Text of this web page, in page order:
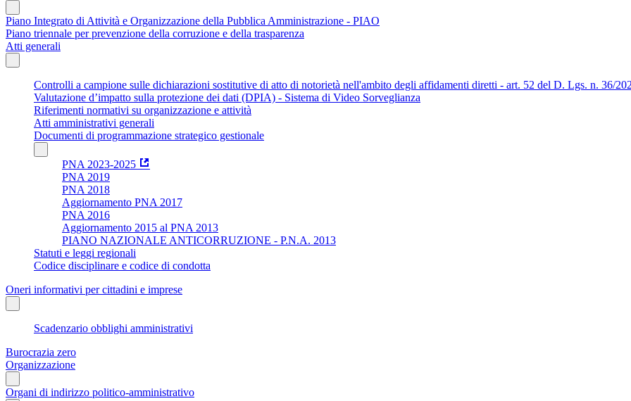
Piano Integrato di Attività e Organizzazione della Pubblica Amministrazione - PIAO
Piano triennale per prevenzione della corruzione e della trasparenza
Atti generali
Controlli a campione sulle dichiarazioni sostitutive di atto di notorietà nell'ambito degli affidamenti diretti - art. 52 del D. Lgs. n. 36/
Valutazione d’impatto sulla protezione dei dati (DPIA) - Sistema di Video Sorveglianza
Riferimenti normativi su organizzazione e attività
Atti amministrativi generali
Documenti di programmazione strategico gestionale
PNA 2023-2025
PNA 2019
PNA 2018
Aggiornamento PNA 2017
PNA 2016
Aggiornamento 2015 al PNA 2013
PIANO NAZIONALE ANTICORRUZIONE - P.N.A. 2013
Statuti e leggi regionali
Codice disciplinare e codice di condotta
Oneri informativi per cittadini e imprese
Scadenzario obblighi amministrativi
Burocrazia zero
Organizzazione
Organi di indirizzo politico-amministrativo